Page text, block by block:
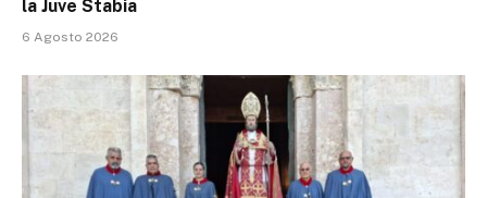
la Juve Stabia
6 Agosto 2026